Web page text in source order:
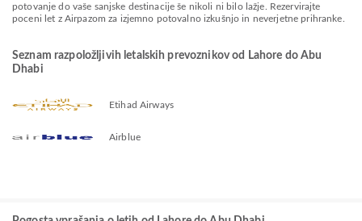
potovanje do vaše sanjske destinacije še nikoli ni bilo lažje. Rezervirajte
poceni let z Airpazom za izjemno potovalno izkušnjo in neverjetne prihranke.
Seznam razpoložljivih letalskih prevoznikov od Lahore do Abu
Dhabi
Etihad Airways
Airblue